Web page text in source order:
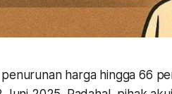
harga hingga 66